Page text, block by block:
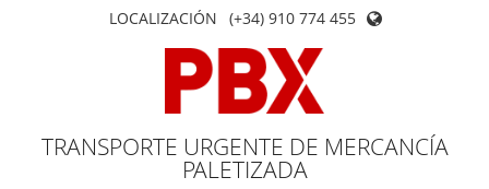
LOCALIZACIÓN (+34) 910 774 455
TRANSPORTE URGENTE DE MERCANCÍA
PALETIZADA